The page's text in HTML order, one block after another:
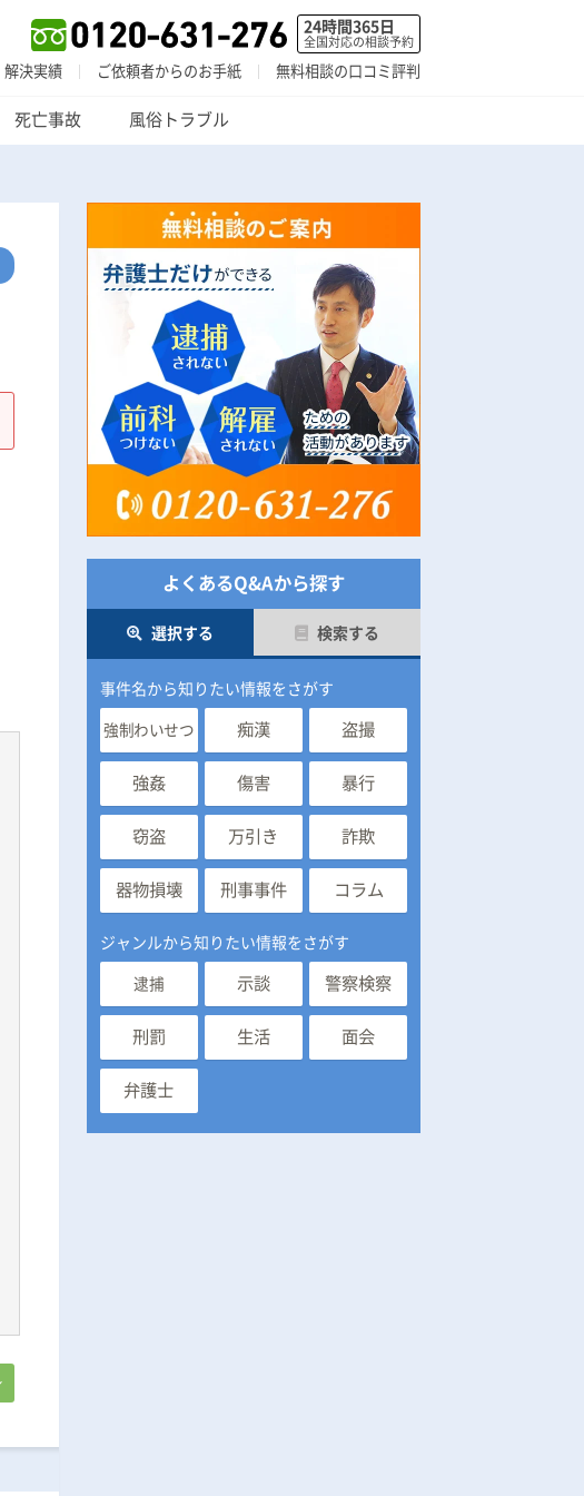
24時間365日
全国対応の相談予約
解決実績 ご依頼者からのお手紙 無料相談の口コミ評判
死亡事故 風俗トラブル
よくあるQ&Aから探す
選択する 検索する
事件名から知りたい情報をさがす
強制わいせつ 痴漢 盗撮
強姦 傷害 暴行
窃盗 万引き 詐欺
器物損壊 刑事事件 コラム
ジャンルから知りたい情報をさがす
逮捕 示談 警察検察
刑罰 生活 面会
弁護士